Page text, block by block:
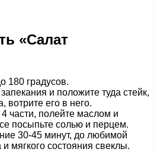
«Салат
180 градусов.
и положите туда стейк,
вотрите его в него.
части, полейте маслом и
посыпьте солью и перцем.
30-45 минут, до любимой
мягкого состояния свеклы.